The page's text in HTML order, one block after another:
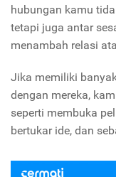
hubungan kamu
tetapi juga antar
menambah relasi
Jika memiliki
dengan mereka,
seperti membuka
bertukar ide, dan